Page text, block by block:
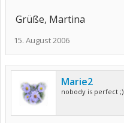
Grüße, Martina
15. August 2006
Marie2
nobody is perfect ;)